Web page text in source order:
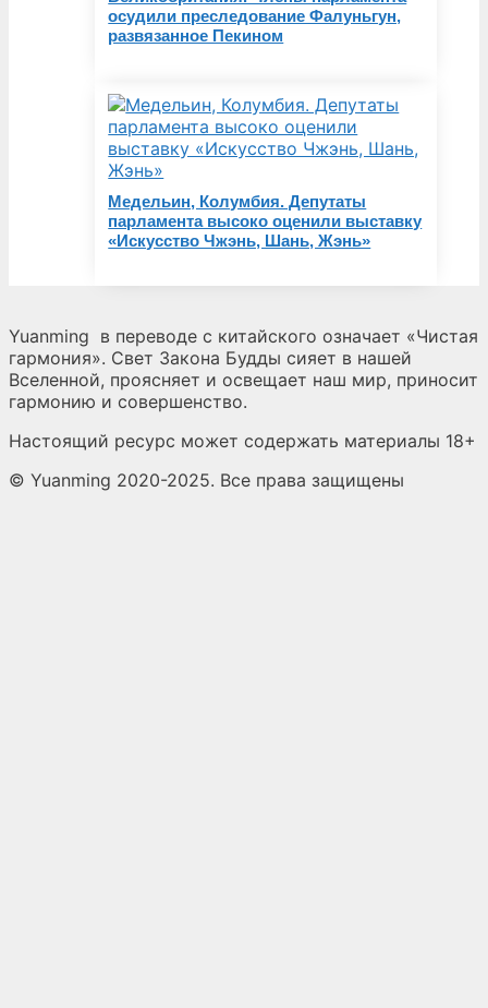
осудили преследование Фалуньгун,
развязанное Пекином
Медельин, Колумбия. Депутаты
парламента высоко оценили выставку
«Искусство Чжэнь, Шань, Жэнь»
Yuanming в переводе с китайского означает «Чистая
гармония». Свет Закона Будды сияет в нашей
Вселенной, проясняет и освещает наш мир, приносит
гармонию и совершенство.
Настоящий ресурс может содержать материалы 18+
© Yuanming 2020-2025. Все права защищены